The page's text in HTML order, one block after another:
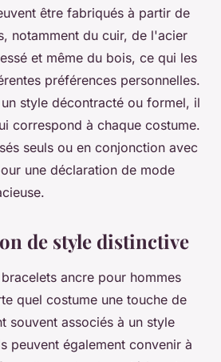
être fabriqués à partir de
notamment du cuir, de l'acier
et même du bois, ce qui les
préférences personnelles.
style décontracté ou formel, il
correspond à chaque costume.
seuls ou en conjonction avec
une déclaration de mode
de style distinctive
ancre pour hommes
quel costume une touche de
souvent associés à un style
peuvent également convenir à